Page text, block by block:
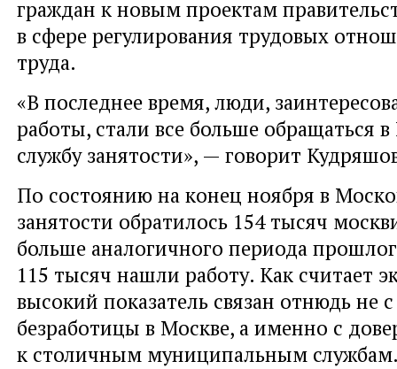
граждан к новым проектам
в сфере регулирования трудовых
труда.
«В последнее время, люди,
работы, стали все больше обращаться
службу занятости», — говорит
По состоянию на конец ноября в
занятости обратилось 154 тысяч
больше аналогичного периода
115 тысяч нашли работу. Как считает
высокий показатель связан отнюдь не
безработицы в Москве, а именно с
к столичным муниципальным